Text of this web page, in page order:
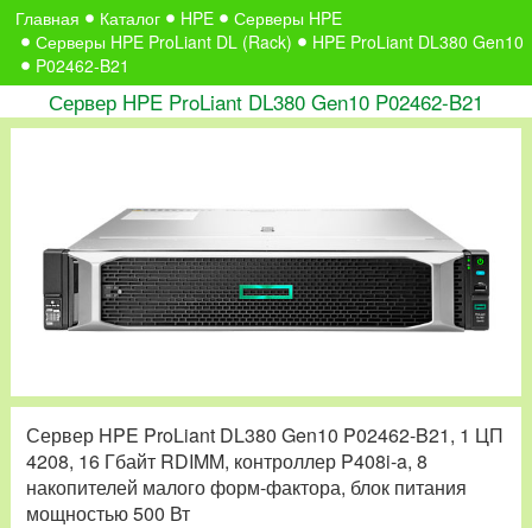
Главная Каталог HPE
Серверы HPE
Серверы HPE ProLiant DL (Rack)
HPE ProLiant DL380 Gen10
P02462-B21
Сервер HPE ProLiant DL380 Gen10 P02462-B21
Сервер HPE ProLiant DL380 Gen10 P02462-B21, 1 ЦП
4208, 16 Гбайт RDIMM, контроллер P408i-a, 8
накопителей малого форм-фактора, блок питания
мощностью 500 Вт